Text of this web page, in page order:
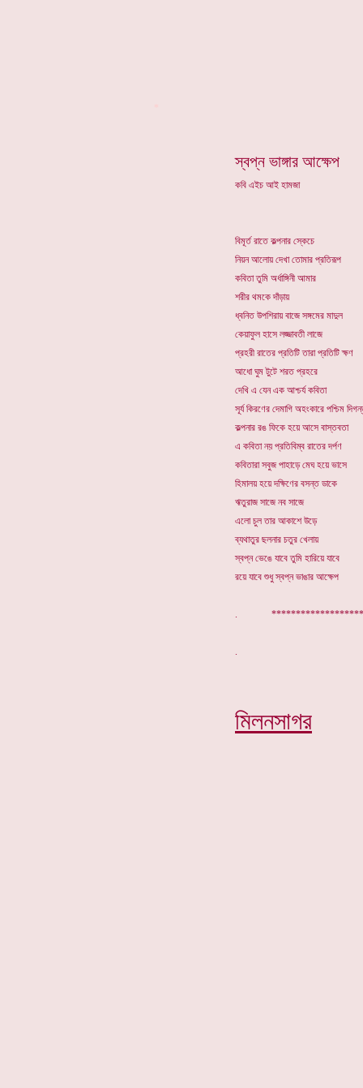
স্বপ্ন ভাঙ্গার আক্ষেপ
কবি এইচ আই হামজা
বিমূর্ত রাতে কল্পনার স্কেচে
নিয়ন আলোয় দেখা তোমার প্রতিরূপ
কবিতা তুমি অর্ধাঙ্গিনী আমার
শরীর থমকে দাঁড়ায়
ধ্বনিত উপশিরায় বাজে সঙ্গমের মাদুল
কেয়াফুল হাসে লজ্জাবতী লাজে
প্রহরী রাতের প্রতিটি তারা প্রতিটি ক্ষণ
আধো ঘুম টুটে শরত প্রহরে
দেখি এ যেন এক আশ্চর্য কবিতা
সূর্য কিরণের দেমাগি অহংকারে পশ্চিম
কল্পনার রঙ ফিকে হয়ে আসে বাস্তবতা
এ কবিতা নয় প্রতিবিম্ব রাতের দর্পণ
কবিতারা সবুজ পাহাড়ে মেঘ হয়ে ভাসে
হিমালয় হয়ে দক্ষিণের বসন্ত ডাকে
ঋতুরাজ সাজে নব সাজে
এলো চুল তার আকাশে উড়ে
ব্যথাতুর ছলনার চতুর খেলায়
স্বপ্ন ভেঙে যাবে তুমি হারিয়ে যাবে
রয়ে যাবে শুধু স্বপ্ন ভাঙার আক্ষেপ
.
মিলনসাগর